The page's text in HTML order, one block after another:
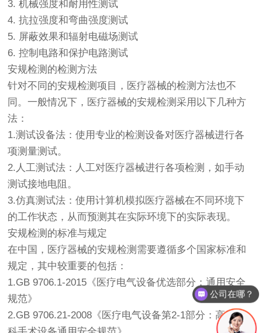
3. 机械强度和耐用性测试
4. 抗拉强度和弯曲强度测试
5. 屏蔽效果和辐射电磁场测试
6. 控制电路和保护电路测试
安规检测的检测方法
针对不同的安规检测项目，医疗器械的检测方法也不
同。一般情况下，医疗器械的安规检测采用以下几种方
法：
1.测试设备法：使用专业的检测设备对医疗器械进行各
项测量测试。
2.人工测试法：人工对医疗器械进行各项检测，如手动
测试接地电阻。
3.仿真测试法：使用计算机模拟医疗器械在不同环境下
的工作状态，从而预测其在实际环境下的实际表现。
安规检测的标准与规定
在中国，医疗器械的安规检测需要遵循多个国家标准和
规定，其中较重要的包括：
1.GB 9706.1-2015《医疗电气设备优选部分：通用安全
规范》
2.GB 9706.21-2008《医疗电气设备第2-1部分：高频外
公司在哪？
发一些相关资料？